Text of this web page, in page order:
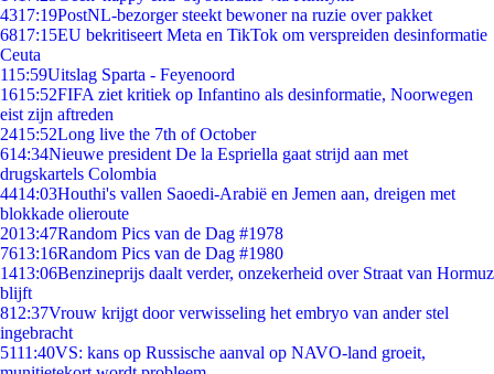
4317:19PostNL-bezorger steekt bewoner na ruzie over pakket
6817:15EU bekritiseert Meta en TikTok om verspreiden desinformatie
Ceuta
115:59Uitslag Sparta - Feyenoord
1615:52FIFA ziet kritiek op Infantino als desinformatie, Noorwegen
eist zijn aftreden
2415:52Long live the 7th of October
614:34Nieuwe president De la Espriella gaat strijd aan met
drugskartels Colombia
4414:03Houthi's vallen Saoedi-Arabië en Jemen aan, dreigen met
blokkade olieroute
2013:47Random Pics van de Dag #1978
7613:16Random Pics van de Dag #1980
1413:06Benzineprijs daalt verder, onzekerheid over Straat van Hormuz
blijft
812:37Vrouw krijgt door verwisseling het embryo van ander stel
ingebracht
5111:40VS: kans op Russische aanval op NAVO-land groeit,